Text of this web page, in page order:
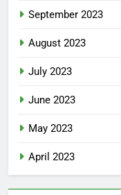
September 2023
August 2023
July 2023
June 2023
May 2023
April 2023